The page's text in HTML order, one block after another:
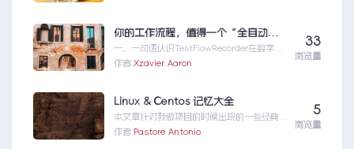
你的工作流程，值得一个“全自动数字分身”：录制、截图、成文，一气呵成
一、一句话认识TestFlowRecorder在数字化
工作环境中，如何准确记录操作步骤并生成
作者:Xzavier Aaron
33
浏览量
Linux & Centos 记忆大全
本文章针对我做项目的时候出现的一些经典问
题进行说明：关于
作者:Pastore Antonio
5
浏览量